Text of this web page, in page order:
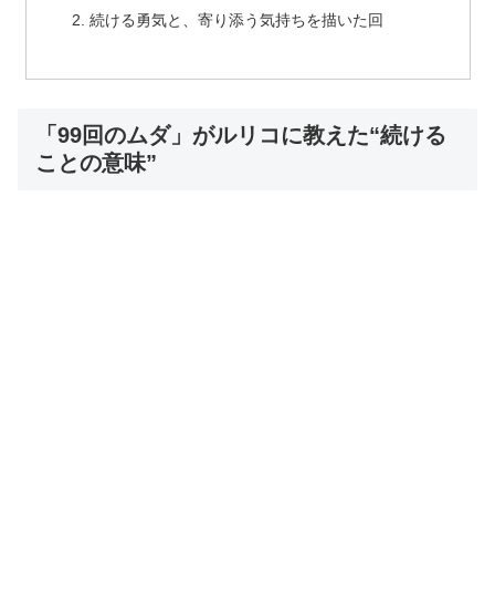
続ける勇気と、寄り添う気持ちを描いた回
「99回のムダ」がルリコに教えた“続ける
ことの意味”